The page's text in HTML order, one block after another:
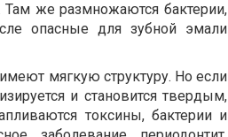
Там же размножаются бактерии,
опасные для зубной эмали
мягкую структуру. Но если
и становится твердым,
токсины, бактерии и